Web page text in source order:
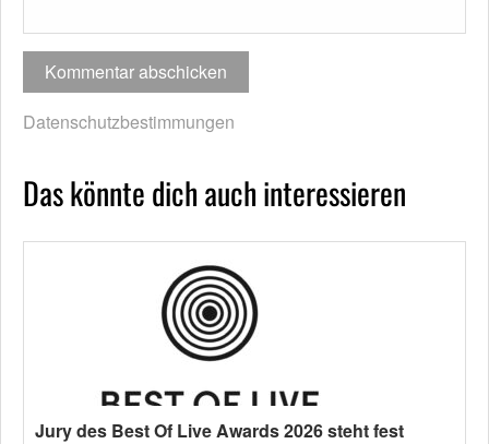
Datenschutzbestimmungen
Das könnte dich auch interessieren
Jury des Best Of Live Awards 2026 steht fest